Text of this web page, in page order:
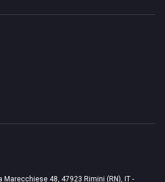
Marecchiese 48, 47923 Rimini (RN), IT -